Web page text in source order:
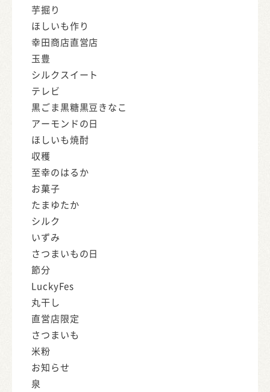
芋掘り
ほしいも作り
幸田商店直営店
玉豊
シルクスイート
テレビ
黒ごま黒糖黒豆きなこ
アーモンドの日
ほしいも焼酎
収穫
至幸のはるか
お菓子
たまゆたか
シルク
いずみ
さつまいもの日
節分
LuckyFes
丸干し
直営店限定
さつまいも
米粉
お知らせ
泉